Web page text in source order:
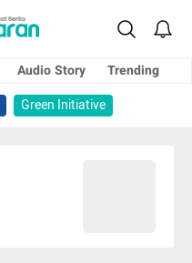
Audio Story
Trending
Green Initiative